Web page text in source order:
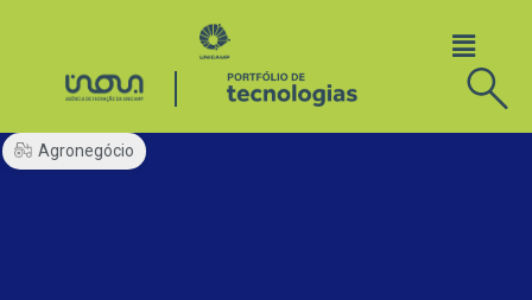
Agronegócio